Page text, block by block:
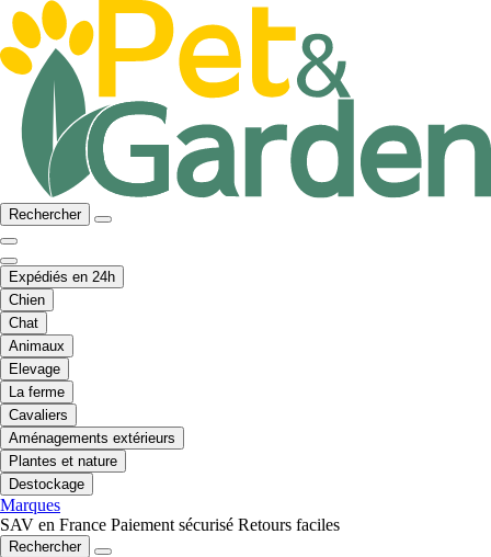
Rechercher
Expédiés en 24h
Chien
Chat
Animaux
Elevage
La ferme
Cavaliers
Aménagements extérieurs
Plantes et nature
Destockage
Marques
SAV en France Paiement sécurisé Retours faciles
Rechercher